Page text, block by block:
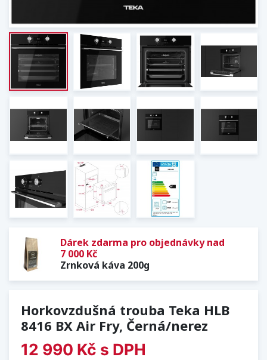
Dárek zdarma pro objednávky nad
7 000 Kč
Zrnková káva 200g
Horkovzdušná trouba Teka HLB
8416 BX Air Fry, Černá/nerez
12 990 Kč s DPH